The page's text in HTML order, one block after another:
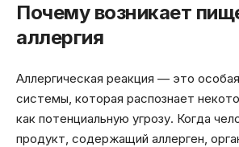
Почему возникает
аллергия
Аллергическая реакция — это
системы, которая распознает
как потенциальную угрозу. Когда
продукт, содержащий аллерген,